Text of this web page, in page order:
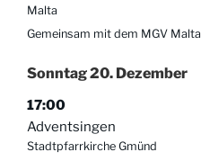
Malta
Gemeinsam mit dem MGV Malta
Sonntag20. Dezember
17:00
Adventsingen
Stadtpfarrkirche Gmünd